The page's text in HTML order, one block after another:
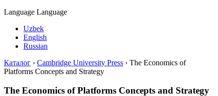
Language Language
Uzbek
English
Russian
Каталог › Cambridge University Press › The Economics of
Platforms Concepts and Strategy
The Economics of Platforms Concepts and Strategy